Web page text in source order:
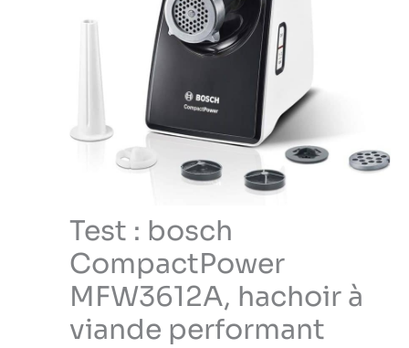
Test : bosch
CompactPower
MFW3612A, hachoir à
viande performant